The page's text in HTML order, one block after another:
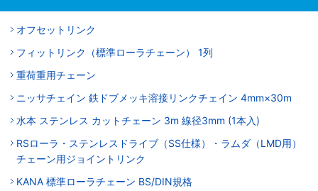
オフセットリンク
フィットリンク（標準ローラチェーン） 1列
重荷重用チェーン
ニッサチェイン 鉄ドブメッキ溶接リンクチェイン 4mm×30m
水本 ステンレス カットチェーン 3m 線径3mm (1本入)
RSローラ・ステンレスドライブ（SS仕様）・ラムダ（LMD用）
チェーン用ジョイントリンク
KANA 標準ローラチェーン BS/DIN規格